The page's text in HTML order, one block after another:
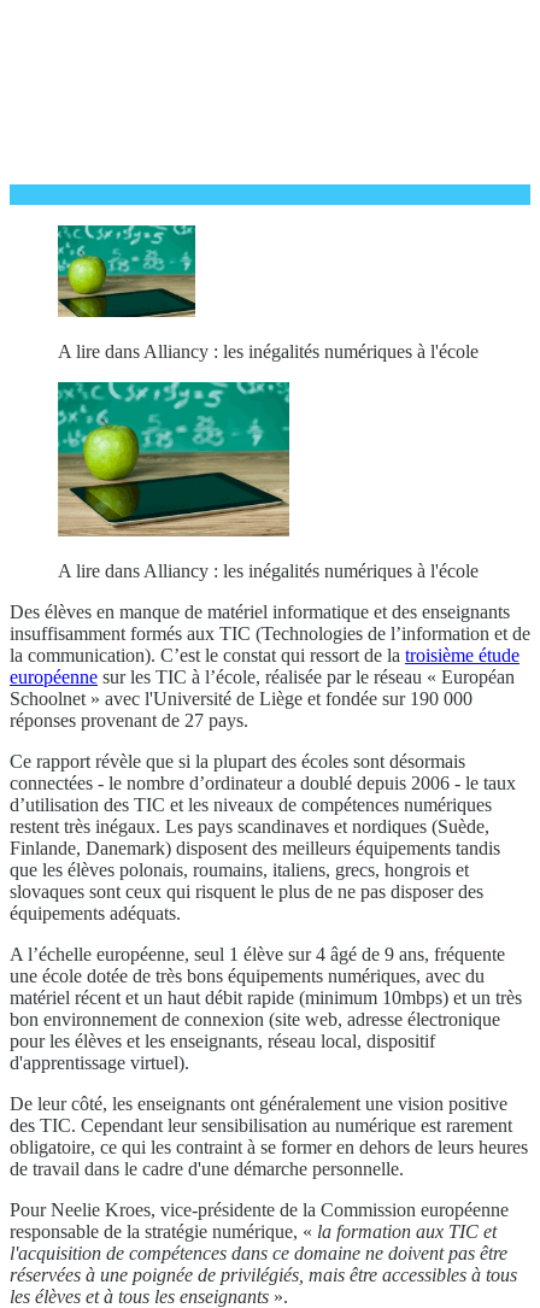
A lire dans Alliancy : les inégalités numériques à l'école
A lire dans Alliancy : les inégalités numériques à l'école
Des élèves en manque de matériel informatique et des enseignants
insuffisamment formés aux TIC (Technologies de l’information et de
la communication). C’est le constat qui ressort de la troisième étude
européenne sur les TIC à l’école, réalisée par le réseau « Européan
Schoolnet » avec l'Université de Liège et fondée sur 190 000
réponses provenant de 27 pays.
Ce rapport révèle que si la plupart des écoles sont désormais
connectées - le nombre d’ordinateur a doublé depuis 2006 - le taux
d’utilisation des TIC et les niveaux de compétences numériques
restent très inégaux. Les pays scandinaves et nordiques (Suède,
Finlande, Danemark) disposent des meilleurs équipements tandis
que les élèves polonais, roumains, italiens, grecs, hongrois et
slovaques sont ceux qui risquent le plus de ne pas disposer des
équipements adéquats.
A l’échelle européenne, seul 1 élève sur 4 âgé de 9 ans, fréquente
une école dotée de très bons équipements numériques, avec du
matériel récent et un haut débit rapide (minimum 10mbps) et un très
bon environnement de connexion (site web, adresse électronique
pour les élèves et les enseignants, réseau local, dispositif
d'apprentissage virtuel).
De leur côté, les enseignants ont généralement une vision positive
des TIC. Cependant leur sensibilisation au numérique est rarement
obligatoire, ce qui les contraint à se former en dehors de leurs heures
de travail dans le cadre d'une démarche personnelle.
Pour Neelie Kroes, vice-présidente de la Commission européenne
responsable de la stratégie numérique, « la formation aux TIC et
l'acquisition de compétences dans ce domaine ne doivent pas être
réservées à une poignée de privilégiés, mais être accessibles à tous
les élèves et à tous les enseignants ».